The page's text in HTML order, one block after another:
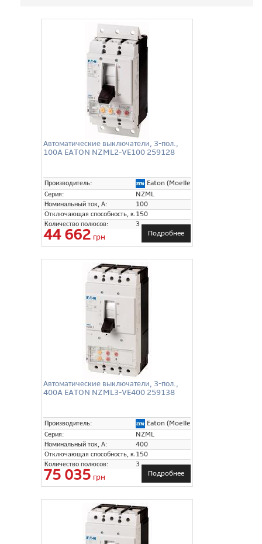
Автоматические выключатели, 3-пол.,
100A EATON NZML2-VE100 259128
Производитель:
Eaton (Moeller)
Серия:
NZML
Номинальный ток, А:
100
Отключающая способность, кА:150
Количество полюсов:
3
44 662 грн Подробнее
Автоматические выключатели, 3-пол.,
400A EATON NZML3-VE400 259138
Производитель:
Eaton (Moeller)
Серия:
NZML
Номинальный ток, А:
400
Отключающая способность, кА:150
Количество полюсов:
3
75 035 грн Подробнее